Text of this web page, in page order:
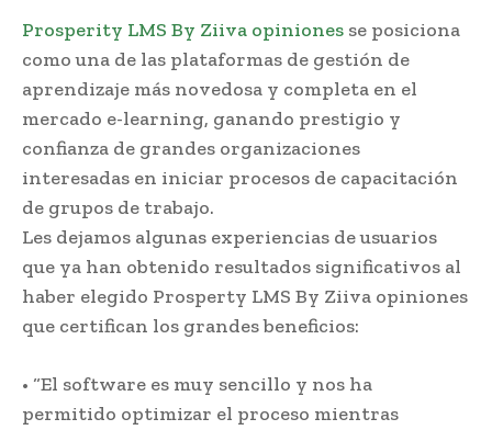
Prosperity LMS By Ziiva opiniones se posiciona
como una de las plataformas de gestión de
aprendizaje más novedosa y completa en el
mercado e-learning, ganando prestigio y
confianza de grandes organizaciones
interesadas en iniciar procesos de capacitación
de grupos de trabajo.
Les dejamos algunas experiencias de usuarios
que ya han obtenido resultados significativos al
haber elegido Prosperty LMS By Ziiva opiniones
que certifican los grandes beneficios:
• “El software es muy sencillo y nos ha
permitido optimizar el proceso mientras